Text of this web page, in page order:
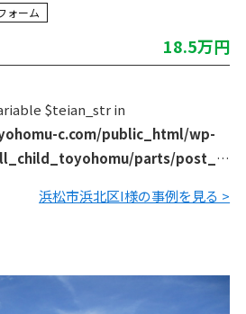
ォーム
18.5万円
$teian_str in
c.com/public_html/wp-
parts/post_li
年末で早く直して欲しいとご依頼を
浜松市浜北区I様の事例を見る >